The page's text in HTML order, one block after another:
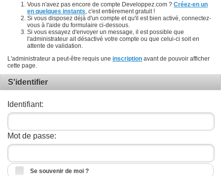
Vous n'avez pas encore de compte Developpez.com ? Créez-en un
en quelques instants , c'est entièrement gratuit !
Si vous disposez déjà d'un compte et qu'il est bien activé, connectez-
vous à l'aide du formulaire ci-dessous.
Si vous essayez d'envoyer un message, il est possible que
l'administrateur ait désactivé votre compte ou que celui-ci soit en
attente de validation.
L'administrateur a peut-être requis une inscription avant de pouvoir afficher
cette page.
S'identifier
Identifiant:
Mot de passe:
Se souvenir de moi ?